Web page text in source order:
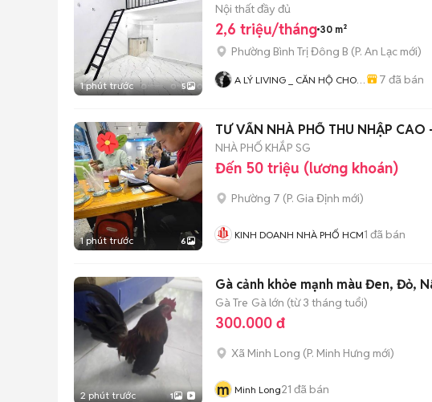
1 phút trước 5
Nội thất đầy đủ
2,6 triệu/tháng 30 m²
Phường Bình Trị Đông B (P. An Lạc mới)
A LÝ LIVING _ CĂN HỘ CHO
CHUNG CƯ - NHÀ Ở
7 đã bán
1 phút trước 6
TƯ VẤN NHÀ PHỐ THU NHẬP CAO
NHÀ PHỐ KHẮP SG
Đến 50 triệu (lương khoán)
Phường 7 (P. Gia Định mới)
KINH DOANH NHÀ PHỐ HCM1 đã bán
2 phút trước 1
Gà cảnh khỏe mạnh màu Đen, Đỏ,
Gà Tre Gà lớn (từ 3 tháng tuổi)
300.000 đ
Xã Minh Long (P. Minh Hưng mới)
m Minh Long21 đã bán